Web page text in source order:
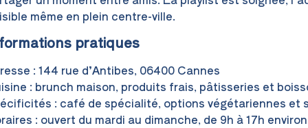
même en plein centre-ville.
pratiques
: 144 rue d’Antibes, 06400 Cannes
: brunch maison, produits frais, pâtisseries et
: café de spécialité, options végétariennes et
: ouvert du mardi au dimanche, de 9h à 17h environ